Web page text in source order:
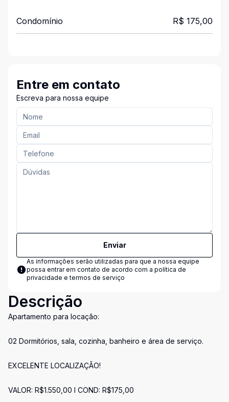
Condomínio R$ 175,00
Entre em contato
Escreva para nossa equipe
Enviar
As informações serão utilizadas para que a nossa equipe
possa entrar em contato de acordo com a política de
privacidade e termos de serviço
Descrição
Apartamento para locação:
02 Dormitórios, sala, cozinha, banheiro e área de serviço.
EXCELENTE LOCALIZAÇÃO!
VALOR: R$1.550,00 l COND: R$175,00